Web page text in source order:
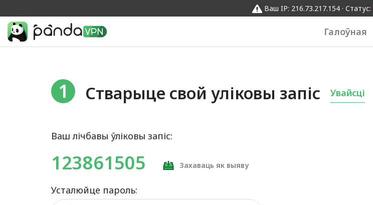
Ваш IP: 216.73.217.154 · Статус:
Галоўная
1 Стварыце свой уліковы запіс Увайсці
Ваш лічбавы ўліковы запіс:
123861505 Захаваць як выяву
Усталюйце пароль: